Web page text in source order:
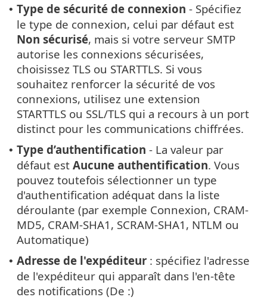
• Type de sécurité de connexion - Spécifiez
le type de connexion, celui par défaut est
Non sécurisé, mais si votre serveur SMTP
autorise les connexions sécurisées,
choisissez TLS ou STARTTLS. Si vous
souhaitez renforcer la sécurité de vos
connexions, utilisez une extension
STARTTLS ou SSL/TLS qui a recours à un port
distinct pour les communications chiffrées.
• Type d’authentification - La valeur par
défaut est Aucune authentification. Vous
pouvez toutefois sélectionner un type
d'authentification adéquat dans la liste
déroulante (par exemple Connexion, CRAM-
MD5, CRAM-SHA1, SCRAM-SHA1, NTLM ou
Automatique)
• Adresse de l'expéditeur : spécifiez l'adresse
de l'expéditeur qui apparaît dans l'en-tête
des notifications (De :)